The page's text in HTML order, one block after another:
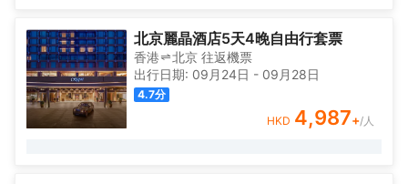
北京麗晶酒店5天4晚自由行套票
香港 北京 往返機票
出行日期: 09月24日 - 09月28日
4.7分
HKD 4,987+/人